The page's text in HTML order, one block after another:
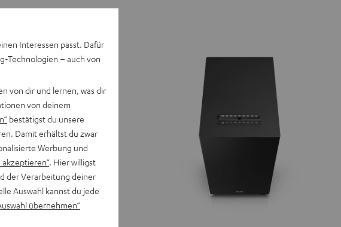
Interessen passt. Dafür
Technologien – auch von
von dir und lernen, was dir
von deinem
bestätigst du unsere
Damit erhältst du zwar
Werbung und
akzeptieren“. Hier willigst
der Verarbeitung deiner
Auswahl kannst du jede
übernehmen“